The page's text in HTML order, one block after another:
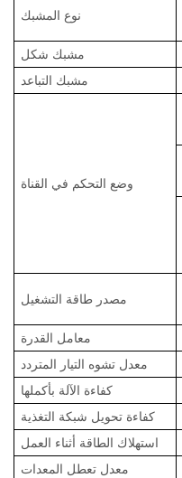
نوع المشبك
مشبك شكل
مشبك التباعد
وضع التحكم في القناة
مصدر طاقة التشغيل
معامل القدرة
معدل تشوه التيار المتردد
كفاءة الآلة بأكملها
كفاءة تحويل شبكة التغذية
استهلاك الطاقة أثناء العمل
معدل تعطل المعدات